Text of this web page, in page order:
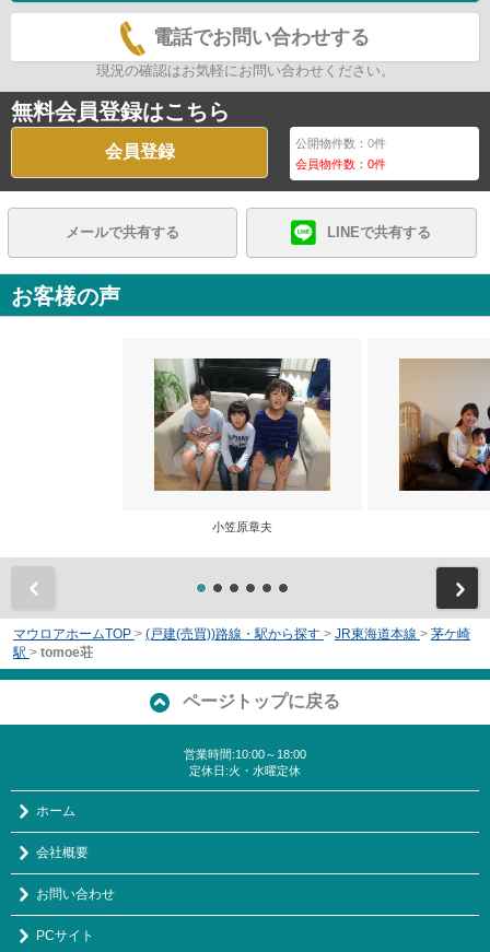
電話でお問い合わせする
現況の確認はお気軽にお問い合わせください。
無料会員登録はこちら
会員登録 公開物件数：0件
会員物件数：0件
メールで共有する LINEで共有する
お客様の声
小笠原章夫
マウロアホームTOP > (戸建(売買))路線・駅から探す > JR東海道本線 > 茅ケ崎
駅 > tomoe荘
ページトップに戻る
営業時間:10:00～18:00
定休日:火・水曜定休
ホーム
会社概要
お問い合わせ
PCサイト